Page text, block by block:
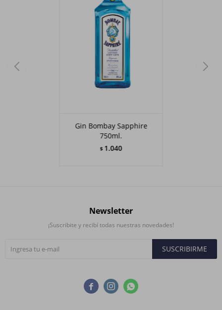
Gin Bombay Sapphire
750ml.
$ 1.040
  
Newsletter
¡Suscribite y recibí todas nuestras novedades!
SUSCRIBIRME